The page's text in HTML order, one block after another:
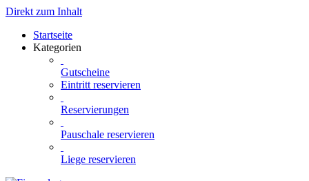
Direkt zum Inhalt
Startseite
Kategorien
Gutscheine
Eintritt reservieren
Reservierungen
Pauschale reservieren
Liege reservieren